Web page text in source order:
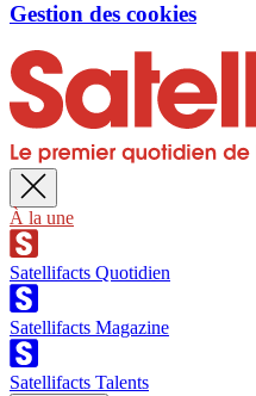
Gestion des cookies
À la une
Satellifacts Quotidien
Satellifacts Magazine
Satellifacts Talents